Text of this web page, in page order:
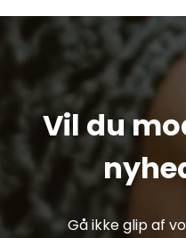
Vil du
Gå ikke glip af